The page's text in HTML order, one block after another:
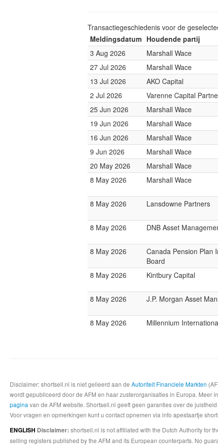
Transactiegeschiedenis voor de
Meldingsdatum Houdende partij
3 Aug 2026
Marshall Wace
27 Jul 2026
Marshall Wace
13 Jul 2026
AKO Capital
2 Jul 2026
Varenne Capital
25 Jun 2026
Marshall Wace
19 Jun 2026
Marshall Wace
16 Jun 2026
Marshall Wace
9 Jun 2026
Marshall Wace
20 May 2026
Marshall Wace
8 May 2026
Marshall Wace
8 May 2026 Lansdowne Partners
8 May 2026 DNB Asset
8 May 2026
Canada Pension Plan
Board
8 May 2026
Kintbury Capital
8 May 2026 J.P. Morgan Asset
8 May 2026 Millennium
Disclaimer: shortsell.nl is niet gelieerd aan de Autoriteit Financiele Markten
wordt gepubliceerd door de AFM en haar zusterorganisaties in Europa.
pagina van de AFM website. Shortsell.nl geeft geen garanties over de
Voor vragen en opmerkingen kunt u contact opnemen via info apestaartje
ENGLISH Disclaimer: shortsell.nl is not affiliated with the Dutch Authority for
selling registers published by the AFM and its European counterparts. No